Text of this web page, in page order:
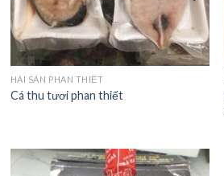
HẢI SẢN PHAN THIẾT
Cá thu tươi phan thiết